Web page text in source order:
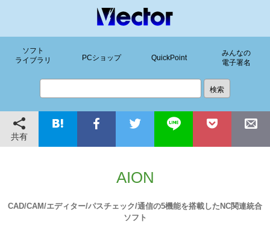
ソフト
ライブラリ
PCショップ QuickPoint
みんなの
電子署名
共有
AION
CAD/CAM/エディター/パスチェック/通信の5機能を搭載したNC関連統合
ソフト